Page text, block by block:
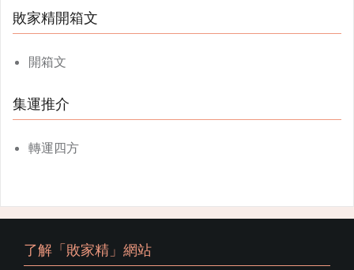
敗家精開箱文
開箱文
集運推介
轉運四方
了解「敗家精」網站